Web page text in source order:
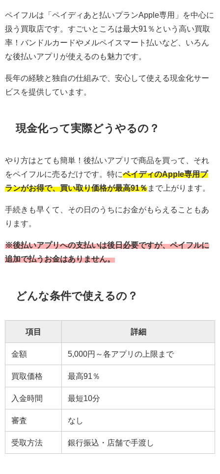
ペイフルは「ペイディあと払いプランApple専用」を中心に
扱う買取店です。すごいところは最大91％という高い買取
率！バンドルカードやメルペイスマート払いなど、いろん
な後払いアプリが使えるのも魅力です。
長年の経験と独自の仕組みで、安心して使える現金化サー
ビスを提供しています。
現金化って実際どうやるの？
やり方はとても簡単！後払いアプリで商品を買って、それ
をペイフルに売るだけです。特にペイディのApple専用プ
ランがお得で、買い取り価格が最高91％まで上がります。
手続きも早くて、その日のうちにお金がもらえることもあ
ります。
※後払いアプリへの支払いは後日必要ですが、ペイフルに
追加で払うお金はありません。
どんな条件で使えるの？
項目 詳細
金額 5,000円～各アプリの上限まで
買取価格 最高91％
入金時間 最短10分
審査 なし
受取方法 銀行振込・店舗で手渡し